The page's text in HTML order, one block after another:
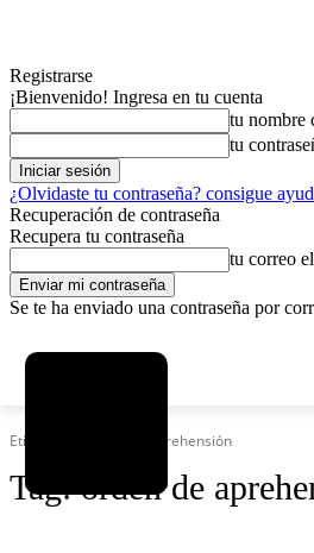
Registrarse
¡Bienvenido! Ingresa en tu cuenta
tu nombre
tu
¿Olvidaste tu contraseña? consigue
Recuperación de contraseña
Recupera tu contraseña
tu correo
Se te ha enviado una contraseña por
Etiquetas Orden de aprehensión
Tag:orden de